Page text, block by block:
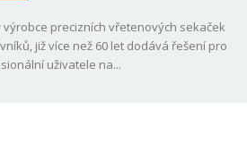
výrobce precizních vřetenových sekaček
již více než 60 let dodává řešení pro
uživatele na...